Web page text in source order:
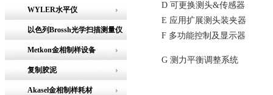
WYLER水平仪
以色列Brossh光学扫描测量仪
Metkon金相制样设备
复制胶泥
Akasel金相制样耗材
D 可更换测头&传感器
E 应用扩展测头装夹器
F 多功能控制及显示器
G 测力平衡调整系统